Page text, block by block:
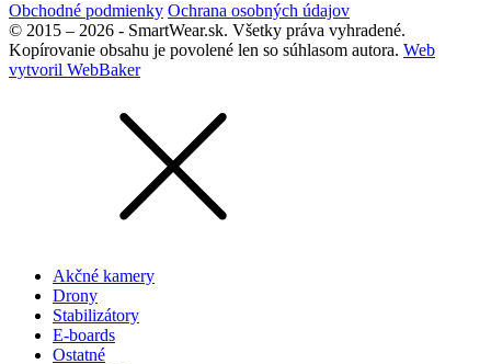
Obchodné podmienky Ochrana osobných údajov
© 2015 – 2026 - SmartWear.sk. Všetky práva vyhradené.
Kopírovanie obsahu je povolené len so súhlasom autora. Web
vytvoril WebBaker
Akčné kamery
Drony
Stabilizátory
E-boards
Ostatné